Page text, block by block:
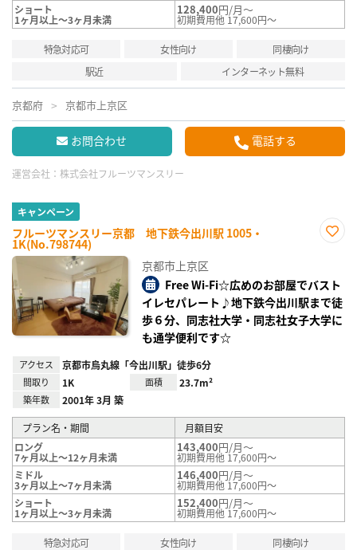
ショート
1ヶ月以上～3ヶ月未満
128,400円/月～
初期費用他 17,600円～
特急対応可 女性向け
同棲向け
駅近
インターネット無料
京都府 京都市上京区
お問合わせ 電話する
運営会社： 株式会社フルーツマンスリー
キャンペーン
フルーツマンスリー京都 地下鉄今出川駅 1005・
1K(No.798744)
録
京都市上京区
Free Wi-Fi☆広めのお部屋でバスト
イレセパレート♪地下鉄今出川駅まで徒
歩６分、同志社大学・同志社女子大学に
も通学便利です☆
アクセス 京都市烏丸線「今出川駅」徒歩6分
間取り 1K 面積 23.7m²
築年数 2001年 3月 築
プラン名・期間
月額目安
ロング
7ヶ月以上～12ヶ月未満
143,400円/月～
初期費用他 17,600円～
ミドル
3ヶ月以上～7ヶ月未満
146,400円/月～
初期費用他 17,600円～
ショート
1ヶ月以上～3ヶ月未満
152,400円/月～
初期費用他 17,600円～
特急対応可 女性向け
同棲向け